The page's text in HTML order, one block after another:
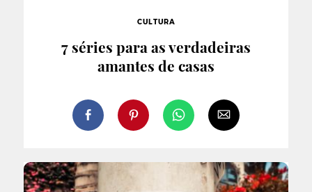
CULTURA
7 séries para as verdadeiras
amantes de casas